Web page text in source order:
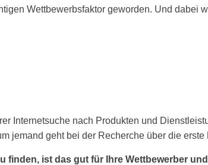
Wettbewerbsfaktor geworden. Und dabei
Internetsuche nach Produkten und
jemand geht bei der Recherche über die
ist das gut für Ihre Wettbewerber